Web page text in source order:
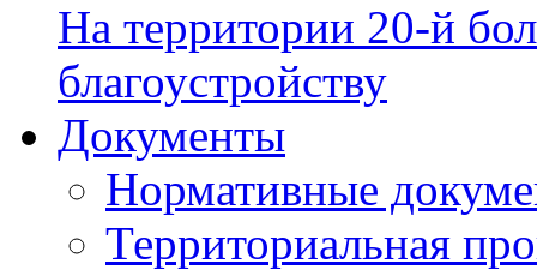
На территории 20-й
благоустройству
Документы
Нормативные
Территориальная